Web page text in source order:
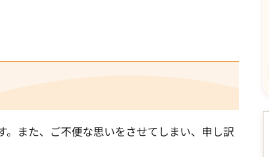
また、ご不便な思いをさせてしまい、申し訳